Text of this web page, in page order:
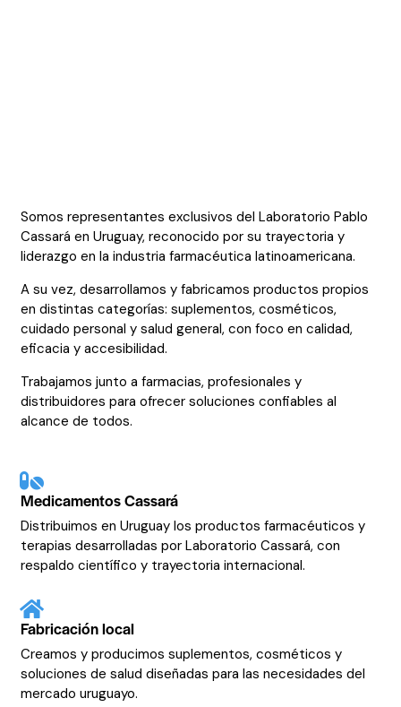
Somos representantes exclusivos del Laboratorio Pablo
Cassará en Uruguay, reconocido por su trayectoria y
liderazgo en la industria farmacéutica latinoamericana.
A su vez, desarrollamos y fabricamos productos propios
en distintas categorías: suplementos, cosméticos,
cuidado personal y salud general, con foco en calidad,
eficacia y accesibilidad.
Trabajamos junto a farmacias, profesionales y
distribuidores para ofrecer soluciones confiables al
alcance de todos.
Medicamentos Cassará
Distribuimos en Uruguay los productos farmacéuticos y
terapias desarrolladas por Laboratorio Cassará, con
respaldo científico y trayectoria internacional.
Fabricación local
Creamos y producimos suplementos, cosméticos y
soluciones de salud diseñadas para las necesidades del
mercado uruguayo.